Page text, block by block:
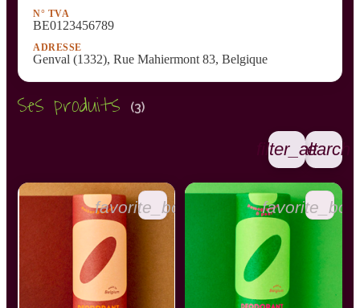
N° TVA
BE0123456789
ADRESSE
Genval (1332), Rue Mahiermont 83, Belgique
Ses produits (3)
filter_altsearch
favorite_border